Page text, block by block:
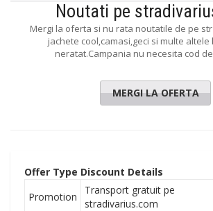
Noutati pe
Mergi la oferta si nu rata noutatile de pe
jachete cool,camasi,geci si multe
neratat.Campania nu necesita cod
MERGI LA OFERTA
Offer Type Discount Details
Promotion
Transport gratuit pe
stradivarius.com